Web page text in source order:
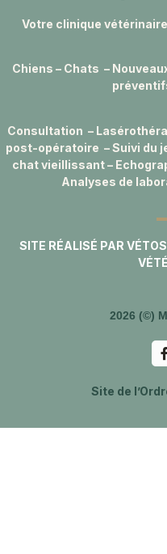
Votre clinique
Chiens – Chats –
Consultation –
post-opératoire – Suivi du
chat vieillissant –
Analyses de
SITE RÉALISÉ PAR
2026 (©)
Site de